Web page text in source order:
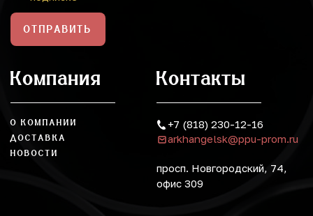
ОТПРАВИТЬ
Компания
О КОМПАНИИ
ДОСТАВКА
НОВОСТИ
Контакты
+7 (818) 230-12-16
arkhangelsk@ppu-prom.ru
просп. Новгородский, 74,
офис 309